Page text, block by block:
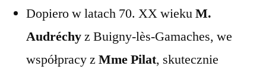
Dopiero w latach 70. XX wiekuM.
Audréchyz Buigny-lès-Gamaches, we
współpracy z Mme Pilat, skutecznie